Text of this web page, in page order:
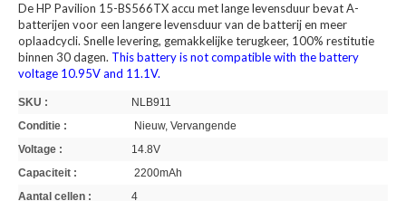
De HP Pavilion 15-BS566TX accu met lange levensduur bevat A-
batterijen voor een langere levensduur van de batterij en meer
oplaadcycli. Snelle levering, gemakkelijke terugkeer, 100% restitutie
binnen 30 dagen. This battery is not compatible with the battery
voltage 10.95V and 11.1V.
SKU :
NLB911
Conditie :
Nieuw, Vervangende
Voltage :
14.8V
Capaciteit :
2200mAh
Aantal cellen :
4